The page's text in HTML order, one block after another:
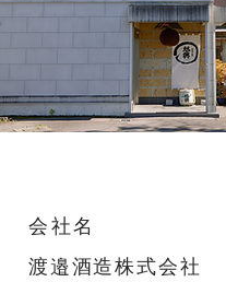
会社名
渡邉酒造株式会社